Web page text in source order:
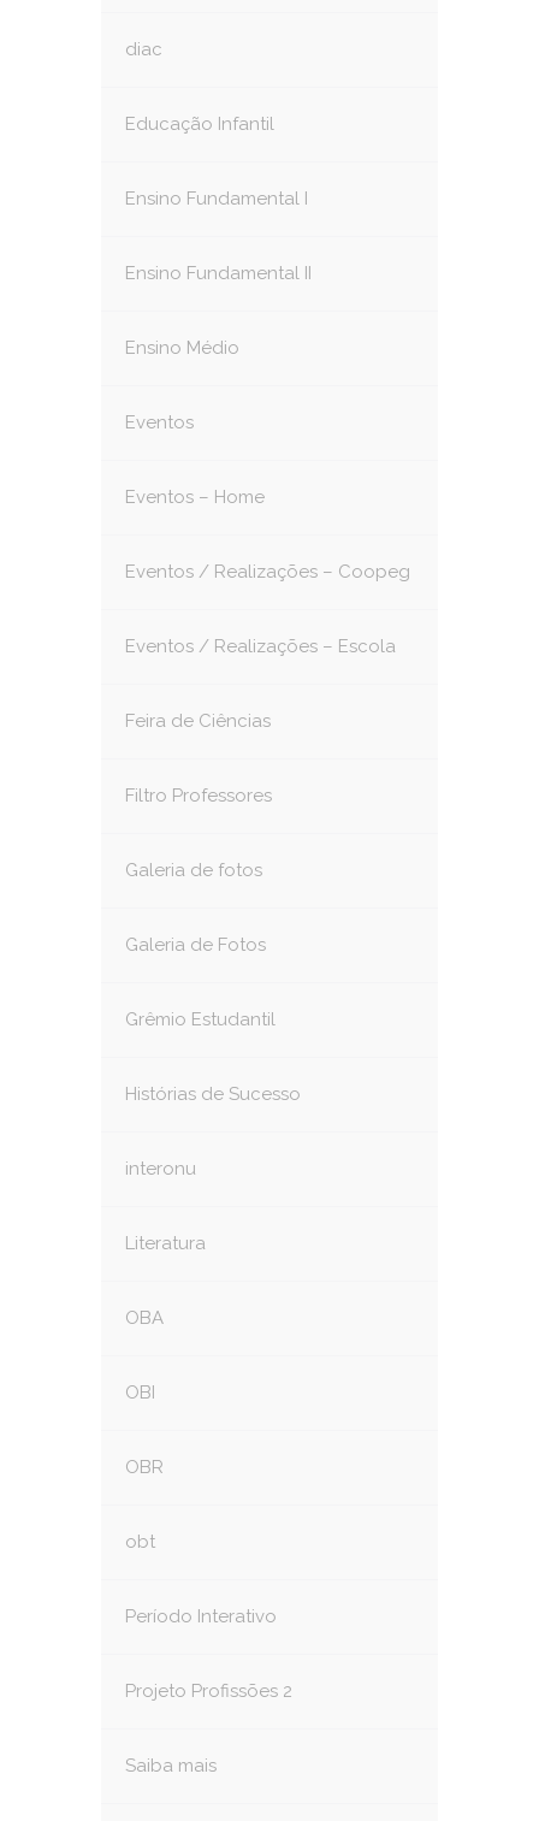
diac
Educação Infantil
Ensino Fundamental I
Ensino Fundamental II
Ensino Médio
Eventos
Eventos – Home
Eventos / Realizações – Coopeg
Eventos / Realizações – Escola
Feira de Ciências
Filtro Professores
Galeria de fotos
Galeria de Fotos
Grêmio Estudantil
Histórias de Sucesso
interonu
Literatura
OBA
OBI
OBR
obt
Período Interativo
Projeto Profissões 2
Saiba mais